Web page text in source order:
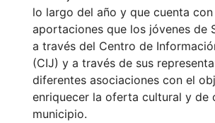
lo largo del año y que cuenta con
aportaciones que los jóvenes de
a través del Centro de
(CIJ) y a través de sus
diferentes asociaciones con el
enriquecer la oferta cultural y de
municipio.